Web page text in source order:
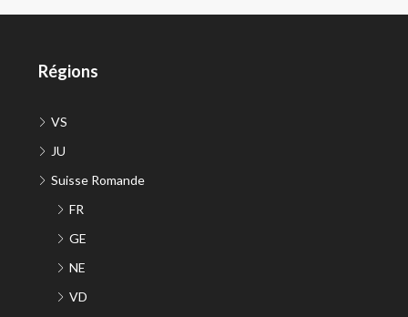
Régions
VS
JU
Suisse Romande
FR
GE
NE
VD